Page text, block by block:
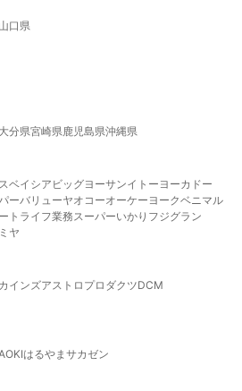
山口県
大分県宮崎県鹿児島県沖縄県
ベイシア ビッグヨーサンイトーヨーカドー
ーバリューヤオコーオーケー ヨークベニマル
ト ライフ業務スーパーいかり フジグラン
ヤ
カインズアストロプロダクツDCM
はるやま サカゼン